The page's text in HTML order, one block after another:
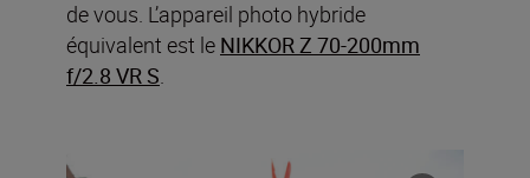
de vous. L’appareil photo hybride
équivalent est le NIKKOR Z 70-200mm
f/2.8 VR S